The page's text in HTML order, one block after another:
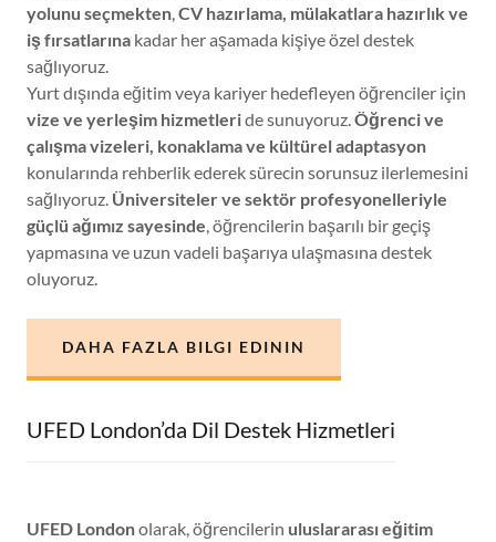
yolunu seçmekten,CV hazırlama, mülakatlara hazırlık ve
iş fırsatlarına kadar her aşamada kişiye özel destek
sağlıyoruz.
Yurt dışında eğitim veya kariyer hedefleyen öğrenciler için
vize ve yerleşim hizmetleride sunuyoruz.Öğrenci ve
çalışma vizeleri, konaklama ve kültürel adaptasyon
konularında rehberlik ederek sürecin sorunsuz ilerlemesini
sağlıyoruz. Üniversiteler ve sektör profesyonelleriyle
güçlü ağımız sayesinde, öğrencilerin başarılı bir geçiş
yapmasına ve uzun vadeli başarıya ulaşmasına destek
oluyoruz.
DAHA FAZLA BILGI EDININ
UFED London’da Dil Destek Hizmetleri
UFED Londonolarak, öğrencilerin uluslararası eğitim